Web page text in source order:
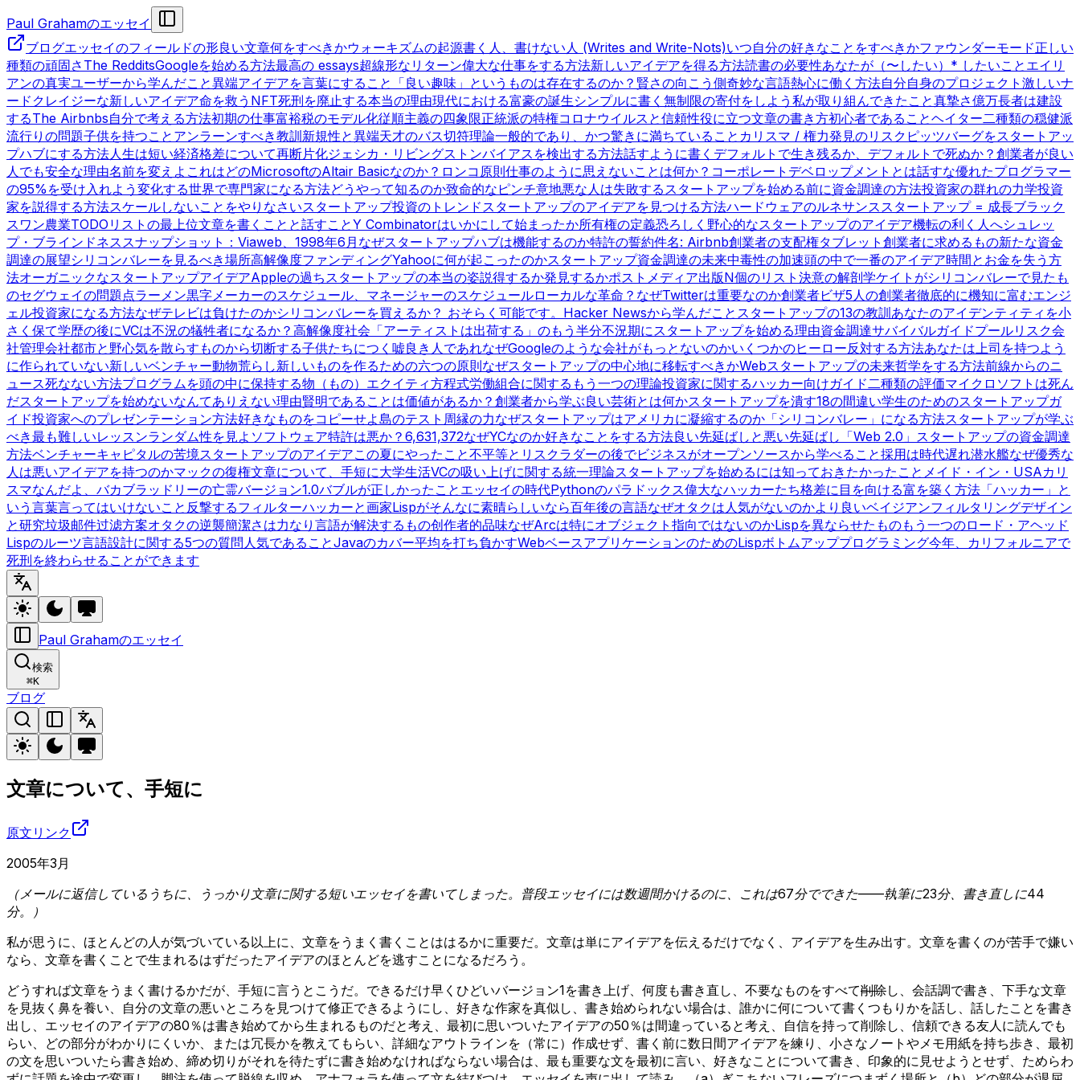
Paul Grahamのエッセイ
ブログエッセイのフィールドの形良い文章何をすべきかウォーキズムの起源書く人、書けない人 (Writes and Write-Nots)いつ自分の好きなことをすべきかファウンダーモード正しい
種類の頑固さ The RedditsGoogleを始める方法最高の essays超線形なリターン偉大な仕事をする方法新しいアイデアを得る方法読書の必要性あなたが（〜したい）* したいこと エイリ
アンの真実ユーザーから学んだこと異端アイデアを言葉にすること 「良い趣味」というものは存在するのか？ 賢さの向こう側奇妙な言語熱心に働く方法自分自身のプロジェクト 激しいナ
ード クレイジーな新しいアイデア命を救うNFT死刑を廃止する本当の理由現代における富豪の誕生シンプルに書く 無制限の寄付をしよう 私が取り組んできたこと真摯さ億万長者は建設
するThe Airbnbs自分で考える方法初期の仕事富裕税のモデル化従順主義の四象限正統派の特権コロナウイルスと信頼性役に立つ文章の書き方初心者であることヘイター二種類の穏健派
流行りの問題子供を持つこと アンラーンすべき教訓 新規性と異端天才のバス切符理論一般的であり、かつ驚きに満ちていること カリスマ / 権力発見のリスク ピッツバーグをスタートアッ
プハブにする方法人生は短い経済格差について再断片化ジェシカ・リビングストンバイアスを検出する方法話すように書く デフォルトで生き残るか、デフォルトで死ぬか？ 創業者が良い
人でも安全な理由名前を変えよ これはどのMicrosoftのAltair Basicなのか？ ロンコ原則仕事のように思えないことは何か？ コーポレートデベロップメントとは話すな優れたプログラマー
の95%を受け入れよう 変化する世界で専門家になる方法どうやって知るのか致命的なピンチ意地悪な人は失敗するスタートアップを始める前に資金調達の方法投資家の群れの力学投資
家を説得する方法スケールしないことをやりなさいスタートアップ投資のトレンドスタートアップのアイデアを見つける方法ハードウェアのルネサンススタートアップ = 成長ブラック
スワン農業TODOリストの最上位文章を書くことと話すことY Combinatorはいかにして始まったか所有権の定義恐ろしく野心的なスタートアップのアイデア機転の利く人へシュレッ
プ・ブラインドネススナップショット：Viaweb、1998年6月 なぜスタートアップハブは機能するのか特許の誓約件名: Airbnb創業者の支配権タブレット 創業者に求めるもの新たな資金
調達の展望シリコンバレーを見るべき場所高解像度ファンディングYahooに何が起こったのかスタートアップ資金調達の未来中毒性の加速頭の中で一番のアイデア時間とお金を失う方
法オーガニックなスタートアップアイデアAppleの過ちスタートアップの本当の姿説得するか発見するかポストメディア出版N個のリスト 決意の解剖学ケイトがシリコンバレーで見たも
のセグウェイの問題点ラーメン黒字メーカーのスケジュール、マネージャーのスケジュールローカルな革命？ なぜTwitterは重要なのか創業者ビザ5人の創業者徹底的に機知に富むエンジ
ェル投資家になる方法なぜテレビは負けたのかシリコンバレーを買えるか？ おそらく可能です。 Hacker Newsから学んだこと スタートアップの13の教訓 あなたのアイデンティティを小
さく保て学歴の後にVCは不況の犠牲者になるか？ 高解像度社会 「アーティストは出荷する」のもう半分不況期にスタートアップを始める理由資金調達サバイバルガイドプールリスク会
社管理会社都市と野心気を散らすものから切断する子供たちにつく嘘良き人であれなぜGoogleのような会社がもっとないのかいくつかのヒーロー反対する方法あなたは上司を持つよう
に作られていない新しいベンチャー動物荒らし新しいものを作るための六つの原則なぜスタートアップの中心地に移転すべきかWebスタートアップの未来哲学をする方法前線からのニ
ュース死なない方法プログラムを頭の中に保持する物（もの） エクイティ方程式労働組合に関するもう一つの理論投資家に関するハッカー向けガイド二種類の評価マイクロソフトは死ん
だスタートアップを始めないなんてありえない理由賢明であることは価値があるか？ 創業者から学ぶ良い芸術とは何かスタートアップを潰す18の間違い学生のためのスタートアップガ
イド投資家へのプレゼンテーション方法好きなものをコピーせよ島のテスト 周縁の力なぜスタートアップはアメリカに凝縮するのか 「シリコンバレー」になる方法スタートアップが学ぶ
べき最も難しいレッスンランダム性を見よ ソフトウェア特許は悪か？ 6,631,372なぜYCなのか好きなことをする方法良い先延ばしと悪い先延ばし 「Web 2.0」 スタートアップの資金調達
方法ベンチャーキャピタルの苦境スタートアップのアイデアこの夏にやったこと不平等とリスクラダーの後でビジネスがオープンソースから学べること採用は時代遅れ潜水艦なぜ優秀な
人は悪いアイデアを持つのかマックの復権文章について、手短に大学生活VCの吸い上げに関する統一理論スタートアップを始めるには知っておきたかったこと メイド・イン・USAカリ
スマなんだよ、バカブラッドリーの亡霊バージョン1.0バブルが正しかったこと エッセイの時代Pythonのパラドックス偉大なハッカーたち格差に目を向ける富を築く方法 「ハッカー」と
いう言葉言ってはいけないこと 反撃するフィルターハッカーと画家Lispがそんなに素晴らしいなら百年後の言語なぜオタクは人気がないのかより良いベイジアンフィルタリングデザイン
と研究垃圾邮件过滤方案オタクの逆襲簡潔さは力なり 言語が解決するもの创作者的品味なぜArcは特にオブジェクト指向ではないのかLispを異ならせたものもう一つのロード・アヘッド
Lispのルーツ言語設計に関する5つの質問人気であることJavaのカバー平均を打ち負かすWebベースアプリケーションのためのLispボトムアッププログラミング今年、カリフォルニアで
死刑を終わらせることができます
Paul Grahamのエッセイ
検索
⌘K
ブログ
文章について、手短に
原文リンク
2005年3月
（メールに返信しているうちに、うっかり文章に関する短いエッセイを書いてしまった。普段エッセイには数週間かけるのに、これは67分でできた——執筆に23分、書き直しに44
分。）
私が思うに、ほとんどの人が気づいている以上に、文章をうまく書くことははるかに重要だ。文章は単にアイデアを伝えるだけでなく、アイデアを生み出す。文章を書くのが苦手で嫌い
なら、文章を書くことで生まれるはずだったアイデアのほとんどを逃すことになるだろう。
どうすれば文章をうまく書けるかだが、手短に言うとこうだ。できるだけ早くひどいバージョン1を書き上げ、何度も書き直し、不要なものをすべて削除し、会話調で書き、下手な文章
を見抜く鼻を養い、自分の文章の悪いところを見つけて修正できるようにし、好きな作家を真似し、書き始められない場合は、誰かに何について書くつもりかを話し、話したことを書き
出し、エッセイのアイデアの80％は書き始めてから生まれるものだと考え、最初に思いついたアイデアの50％は間違っていると考え、自信を持って削除し、信頼できる友人に読んでも
らい、どの部分がわかりにくいか、または冗長かを教えてもらい、詳細なアウトラインを（常に）作成せず、書く前に数日間アイデアを練り、小さなノートやメモ用紙を持ち歩き、最初
の文を思いついたら書き始め、締め切りがそれを待たずに書き始めなければならない場合は、最も重要な文を最初に言い、好きなことについて書き、印象的に見せようとせず、ためらわ